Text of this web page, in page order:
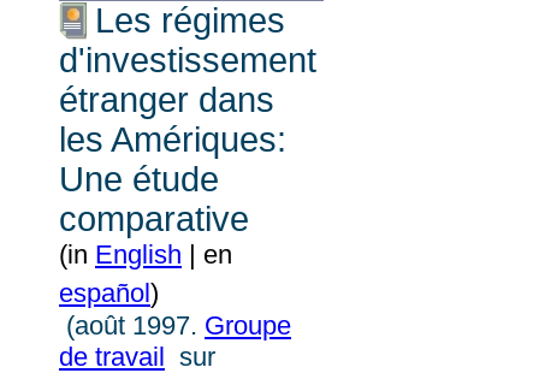
Les régimes
d'investissement
étranger dans
les Amériques:
Une étude
comparative
(in English | en
español)
(août 1997. Groupe
de travail sur